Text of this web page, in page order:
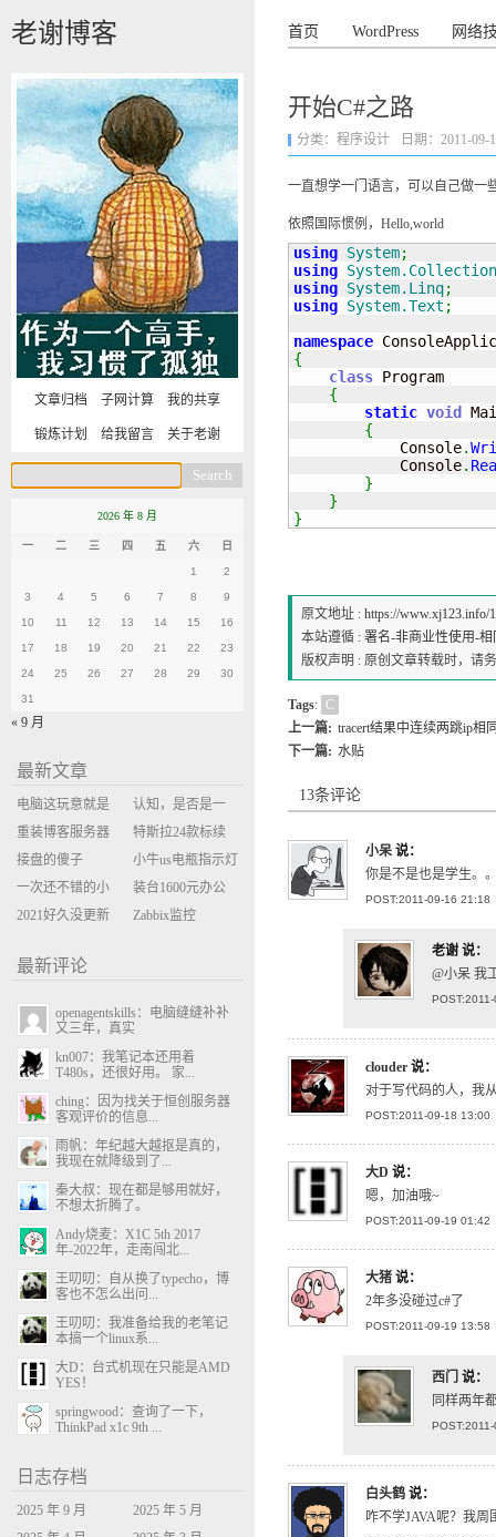
老谢博客 首页 WordPress 网络
开始C#之路
分类： 程序设计 日期：2011-09-
一直想学一门语言，可以自己做一
依照国际惯例，Hello,world
using System;
using
using System.Linq;
using System.Text ;
namespace
{
class Program
{
static void
{
            Console
.
            Console
.
}
}
}
原文地址 :https://www.xj123.info/
本站遵循 :署名-非商业性使用-相
版权声明 : 原创文章转载时，请
Tags: C
上一篇: tracert结果中连续两跳ip相
下一篇: 水贴
13条评论
小呆 说：
你是不是也是学生。
POST:2011-09-16 21:18
老谢 说：
@小呆 我
clouder 说：
对于写代码的人，我
POST:2011-09-18 13:00
大D 说：
嗯，加油哦~
POST:2011-09-19 01:42
大猪 说：
2年多没碰过c#了
POST:2011-09-19 13:58
西门 说：
同样两年
白头鹤 说：
咋不学JAVA呢？我周
文章归档 子网计算 我的共享
锻炼计划 给我留言 关于老谢
2026 年 8 月
一 二 三 四 五 六 日
1 2
3 4 5 6 7 8 9
10 11 12 13 14 15 16
17 18 19 20 21 22 23
24 25 26 27 28 29 30
31
« 9 月
最新文章
电脑这玩意就是
缝缝补补的事
认知，是否是一
座大山？当架构
决策变成配置清
单比价
重装博客服务器
环境
特斯拉24款标续
Model Y 2万公里
使用体验
接盘的傻子
小牛us电瓶指示灯
闪三次不上电
一次还不错的小
米售后体验
装台1600元办公
主机
2021好久没更新
Zabbix监控
最新评论
openagentskills：电脑缝缝补补
又三年，真实
kn007：我笔记本还用着
T480s，还很好用。 家...
ching：因为找关于恒创服务器
客观评价的信息...
雨帆：年纪越大越抠是真的，
我现在就降级到了...
秦大叔：现在都是够用就好，
不想太折腾了。
Andy烧麦：X1C 5th 2017
年-2022年，走南闯北...
王叨叨：自从换了typecho，博
客也不怎么出问...
王叨叨：我准备给我的老笔记
本搞一个linux系...
大D：台式机现在只能是AMD
YES！
springwood：查询了一下，
ThinkPad x1c 9th ...
日志存档
2025 年 9 月
2025 年 5 月